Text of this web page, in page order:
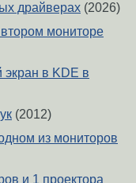
драйверах (2026)
мониторе
в KDE в
(2012)
из мониторов
и 1 проектора